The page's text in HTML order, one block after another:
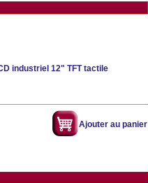
industriel 12" TFT tactile
Ajouter au panier